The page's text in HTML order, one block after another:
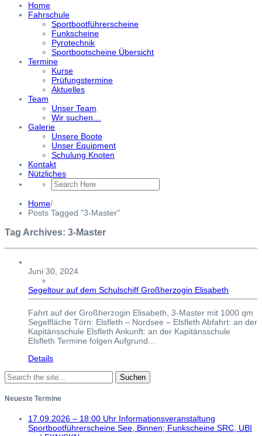
Home
Fahrschule
Sportbootführerscheine
Funkscheine
Pyrotechnik
Sportbootscheine Übersicht
Termine
Kurse
Prüfungstermine
Aktuelles
Team
Unser Team
Wir suchen…
Galerie
Unsere Boote
Unser Equipment
Schulung Knoten
Kontakt
Nützliches
Home/
Posts Tagged "3-Master"
Tag Archives: 3-Master
Juni 30, 2024
Segeltour auf dem Schulschiff Großherzogin Elisabeth
Fahrt auf der Großherzogin Elisabeth, 3-Master mit 1000 qm
Segelfläche Törn: Elsfleth – Nordsee – Elsfleth Abfahrt: an der
Kapitänsschule Elsfleth Ankunft: an der Kapitänsschule
Elsfleth Termine folgen Aufgrund...
Details
Neueste Termine
17.09.2026 – 18:00 Uhr Informationsveranstaltung
Sportbootführerscheine See, Binnen; Funkscheine SRC, UBI